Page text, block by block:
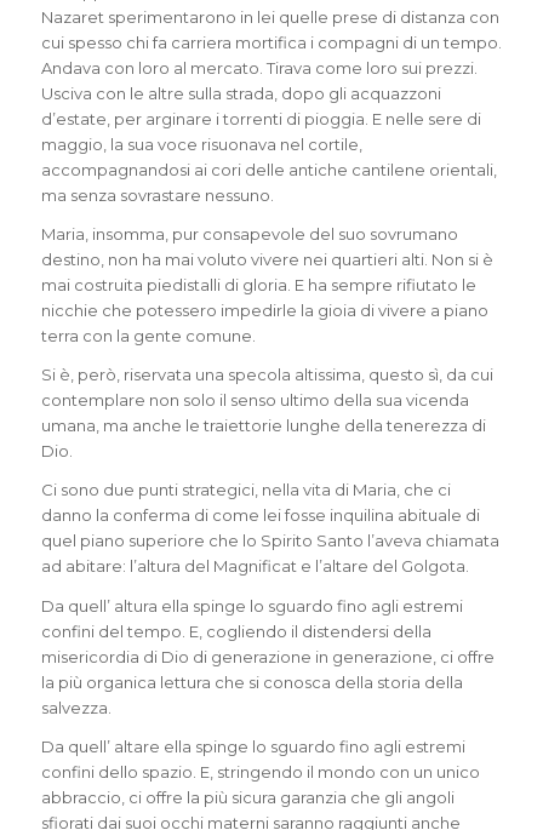
Nazaret sperimentarono in lei quelle prese di distanza con
cui spesso chi fa carriera mortifica i compagni di un tempo.
Andava con loro al mercato. Tirava come loro sui prezzi.
Usciva con le altre sulla strada, dopo gli acquazzoni
d’estate, per arginare i torrenti di pioggia. E nelle sere di
maggio, la sua voce risuonava nel cortile,
accompagnandosi ai cori delle antiche cantilene orientali,
ma senza sovrastare nessuno.
Maria, insomma, pur consapevole del suo sovrumano
destino, non ha mai voluto vivere nei quartieri alti. Non si è
mai costruita piedistalli di gloria. E ha sempre rifiutato le
nicchie che potessero impedirle la gioia di vivere a piano
terra con la gente comune.
Si è, però, riservata una specola altissima, questo sì, da cui
contemplare non solo il senso ultimo della sua vicenda
umana, ma anche le traiettorie lunghe della tenerezza di
Dio.
Ci sono due punti strategici, nella vita di Maria, che ci
danno la conferma di come lei fosse inquilina abituale di
quel piano superiore che lo Spirito Santo l’aveva chiamata
ad abitare: l’altura del Magnificat e l’altare del Golgota.
Da quell’ altura ella spinge lo sguardo fino agli estremi
confini del tempo. E, cogliendo il distendersi della
misericordia di Dio di generazione in generazione, ci offre
la più organica lettura che si conosca della storia della
salvezza.
Da quell’ altare ella spinge lo sguardo fino agli estremi
confini dello spazio. E, stringendo il mondo con un unico
abbraccio, ci offre la più sicura garanzia che gli angoli
sfiorati dai suoi occhi materni saranno raggiunti anche